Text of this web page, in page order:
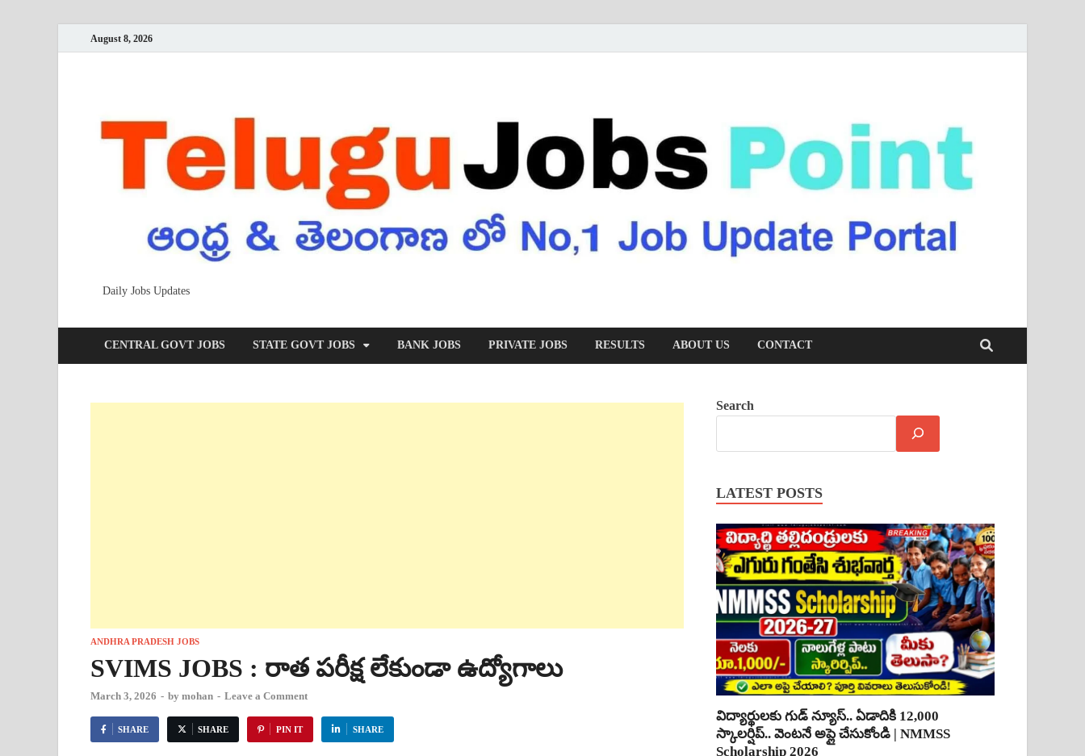
August 8, 2026
Daily Jobs Updates
CENTRAL GOVT JOBS STATE GOVT JOBS BANK JOBS PRIVATE JOBS RESULTS ABOUT US CONTACT
ANDHRA PRADESH JOBS
SVIMS JOBS : రాత పరీక్ష లేకుండా ఉద్యోగాలు
March 3, 2026 - by mohan - Leave a Comment
SHARE SHARE PIN IT SHARE
Search
LATEST POSTS
విద్యార్థులకు గుడ్ న్యూస్.. ఏడాదికి 12,000
స్కాలర్షిప్.. వెంటనే అప్లై చేసుకోండి | NMMSS
Scholarship 2026